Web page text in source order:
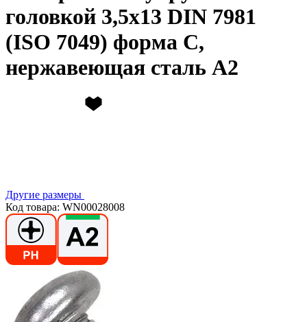
головкой 3,5х13 DIN 7981
(ISO 7049) форма C,
нержавеющая сталь А2
Другие размеры
Код товара: WN00028008